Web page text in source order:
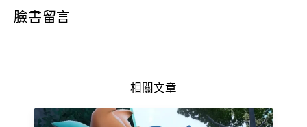
臉書留言
相關文章